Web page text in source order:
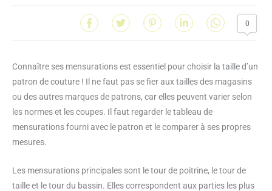
0
Connaître ses mensurations est essentiel pour choisir la taille d’un
patron de couture ! Il ne faut pas se fier aux tailles des magasins
ou des autres marques de patrons, car elles peuvent varier selon
les normes et les coupes. Il faut regarder le tableau de
mensurations fourni avec le patron et le comparer à ses propres
mesures.
Les mensurations principales sont le tour de poitrine, le tour de
taille et le tour du bassin. Elles correspondent aux parties les plus